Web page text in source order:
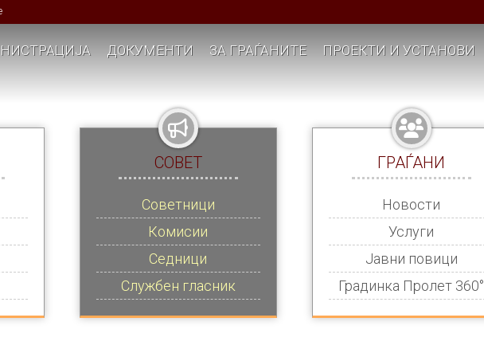
ДОКУМЕНТИ ЗА ГРАЃАНИТЕ ПРОЕКТИ И УСТАНОВИ
СОВЕТ
Советници
Комисии
Седници
Службен гласник
ГРАЃАНИ
Новости
Услуги
Јавни повици
Градинка Пролет 360°